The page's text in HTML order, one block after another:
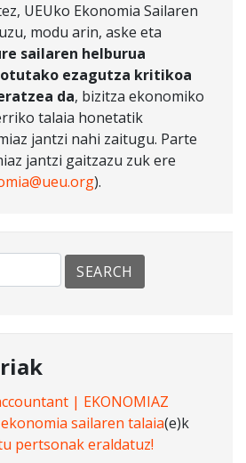
UEUko Ekonomia Sailaren
modu arin, aske eta
sailaren helburua
ezagutza kritikoa
da, bizitza ekonomiko
talaia honetatik
jantzi nahi zaitugu. Parte
jantzi gaitzazu zuk ere
).
| EKONOMIAZ
sailaren talaia(e)k
pertsonak eraldatuz!